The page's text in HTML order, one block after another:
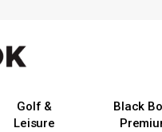
Golf &
Leisure
Black